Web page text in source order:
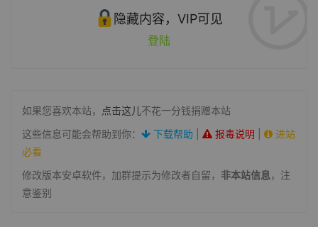
隐藏内容，VIP可见
登陆
如果您喜欢本站， 点击这儿不花一分钱捐赠本站
这些信息可能会帮助到你：
下载帮助 报毒说明
进站
必看
修改版本安卓软件，加群提示为修改者自留， 非本站信息，注
意鉴别